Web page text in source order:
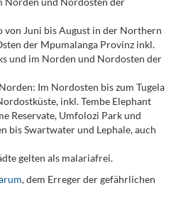
von Juni bis August in der Northern
der Mpumalanga Provinz inkl.
und im Norden und Nordosten der
Im Nordosten bis zum Tugela
inkl. Tembe Elephant
Reservate, Umfolozi Park und
bis Swartwater und Lephale, auch
gelten als malariafrei.
, dem Erreger der gefährlichen